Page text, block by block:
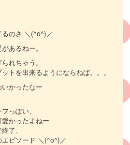
のさ ＼(^o^)／
あるねー。
れちゃう。
トを出来るようにならねば。。。
かったなー
っぽい、
かったよねー
了、
ピソード ＼(^o^)／